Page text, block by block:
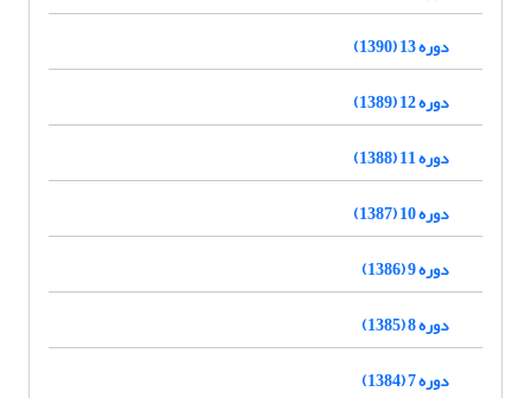
دوره 13 (1390)
دوره 12 (1389)
دوره 11 (1388)
دوره 10 (1387)
دوره 9 (1386)
دوره 8 (1385)
دوره 7 (1384)